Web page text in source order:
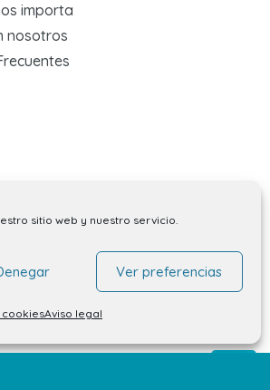
sitio web y nuestro servicio.
Ver preferencias
cookiesAviso legal
importa
nosotros